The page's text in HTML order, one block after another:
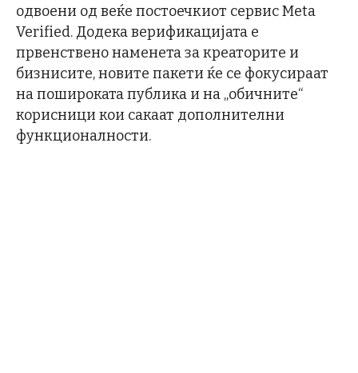
одвоени од веќе постоечкиот сервис Meta
Verified. Додека верификацијата е
првенствено наменета за креаторите и
бизнисите, новите пакети ќе се фокусираат
на пошироката публика и на „обичните“
корисници кои сакаат дополнителни
функционалности.